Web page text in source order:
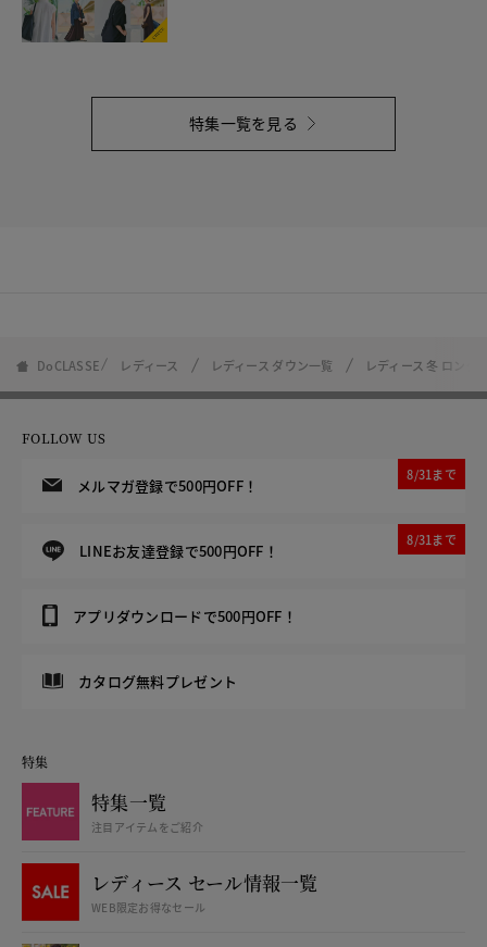
特集一覧を見る
DoCLASSE レディース レディース ダウン一覧 レディース 冬 ロング
FOLLOW US
メルマガ登録で500円OFF！
8/31まで
LINEお友達登録で500円OFF！
8/31まで
アプリダウンロードで500円OFF！
カタログ無料プレゼント
特集
特集一覧
注目アイテムをご紹介
レディース セール情報一覧
WEB限定お得なセール